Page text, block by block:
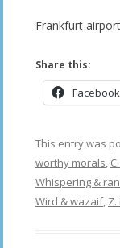
Frankfurt
Share this:
Facebook
This entry was
worthy morals,
Whispering &
Wird & wazaif,